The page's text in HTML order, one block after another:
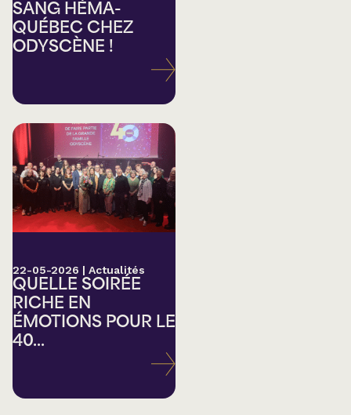
SANG HÉMA-
QUÉBEC CHEZ
ODYSCÈNE !
22-05-2026 | Actualités
QUELLE SOIRÉE
RICHE EN
ÉMOTIONS POUR LE
40...